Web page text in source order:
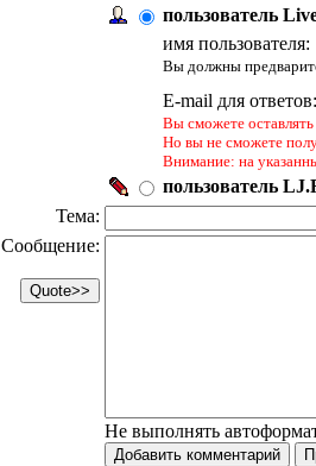
пользователь
имя пользователя:
Вы должны
E-mail для
Вы сможете
Но вы не сможете
Внимание: на
пользователь
Тема:
Сообщение:
Не выполнять